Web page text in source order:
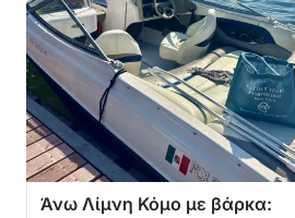
Άνω Λίμνη Κόμο με βάρκα: